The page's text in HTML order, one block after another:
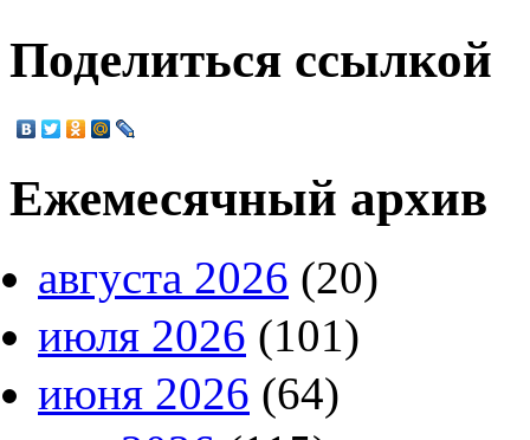
Поделиться ссылкой
Ежемесячный архив
августа 2026 (20)
июля 2026 (101)
июня 2026 (64)